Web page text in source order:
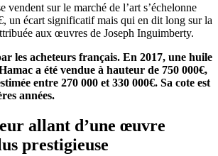
vendent sur le marché de l’art s’échelonne
un écart significatif mais qui en dit long sur la
aux œuvres de Joseph Inguimberty.
les acheteurs français. En 2017, une huile
a été vendue à hauteur de 750 000€,
entre 270 000 et 330 000€. Sa cote est
années.
allant d’une œuvre
prestigieuse